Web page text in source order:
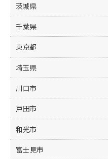
茨城県
千葉県
東京都
埼玉県
川口市
戸田市
和光市
富士見市